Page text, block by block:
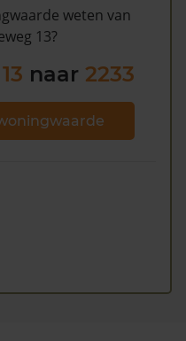
Met het gratis WOZ
van uw laatste WOZ
weten van
13?
13 naar 2233